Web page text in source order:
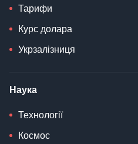
Тарифи
Курс долара
Укрзалізниця
Наука
Технології
Космос